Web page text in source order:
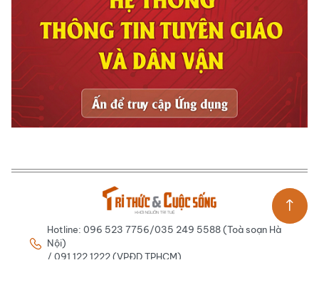
Hotline: 096 523 7756/035 249 5588 (Toà soạn Hà
Nội)
/ 091 122 1222 (VPĐD TPHCM)